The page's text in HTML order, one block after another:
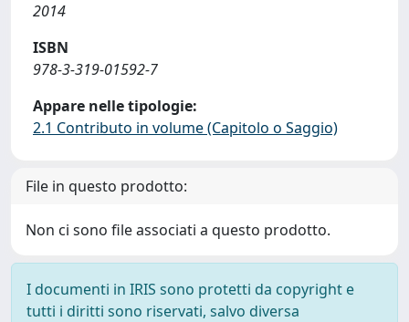
2014
ISBN
978-3-319-01592-7
Appare nelle tipologie:
2.1 Contributo in volume (Capitolo o Saggio)
File in questo prodotto:
Non ci sono file associati a questo prodotto.
I documenti in IRIS sono protetti da copyright e
tutti i diritti sono riservati, salvo diversa